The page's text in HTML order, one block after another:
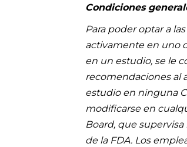
Condiciones
Para poder optar a
activamente en uno
en un estudio, se le
recomendaciones al
estudio en ninguna
modificarse en
Board, que
de la FDA. Los